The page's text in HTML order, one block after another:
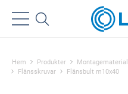
Hem Produkter Montagematerial
Flänsskruvar
Flänsbult m10x40